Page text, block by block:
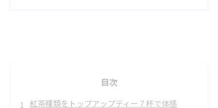
目次
紅茶種類をトップアップティー７杯で体感